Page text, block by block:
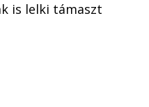
is lelki támaszt